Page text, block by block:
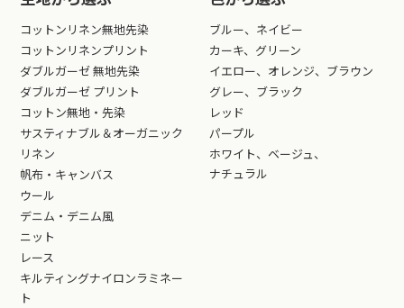
コットンリネン無地先染
コットンリネンプリント
ダブルガーゼ 無地先染
ダブルガーゼ プリント
コットン無地・先染
サスティナブル＆オーガニック
リネン
帆布・キャンバス
ウール
デニム・デニム風
ニット
レース
キルティングナイロンラミネー
ト
ブルー、ネイビー
カーキ、グリーン
イエロー、オレンジ、ブラウン
グレー、ブラック
レッド
パープル
ホワイト、ベージュ、
ナチュラル